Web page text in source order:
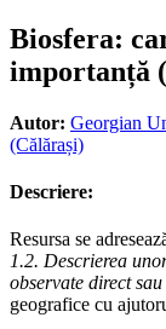
Biosfera:
importanță
Autor: Georgian
(Călărași)
Descriere:
Resursa se
1.2. Descrierea
observate direct
geografice cu